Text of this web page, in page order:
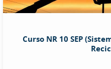
Curso NR 10 SEP